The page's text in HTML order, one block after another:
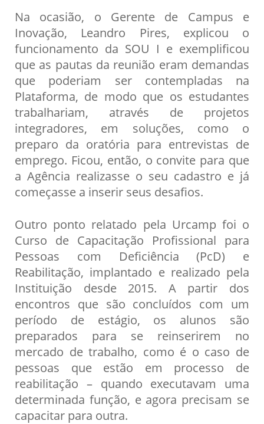
Na ocasião, o Gerente de Campus e
Inovação, Leandro Pires, explicou o
funcionamento da SOU I e exemplificou
que as pautas da reunião eram demandas
que poderiam ser contempladas na
Plataforma, de modo que os estudantes
trabalhariam, através de projetos
integradores, em soluções, como o
preparo da oratória para entrevistas de
emprego. Ficou, então, o convite para que
a Agência realizasse o seu cadastro e já
começasse a inserir seus desafios.
Outro ponto relatado pela Urcamp foi o
Curso de Capacitação Profissional para
Pessoas com Deficiência (PcD) e
Reabilitação, implantado e realizado pela
Instituição desde 2015. A partir dos
encontros que são concluídos com um
período de estágio, os alunos são
preparados para se reinserirem no
mercado de trabalho, como é o caso de
pessoas que estão em processo de
reabilitação – quando executavam uma
determinada função, e agora precisam se
capacitar para outra.